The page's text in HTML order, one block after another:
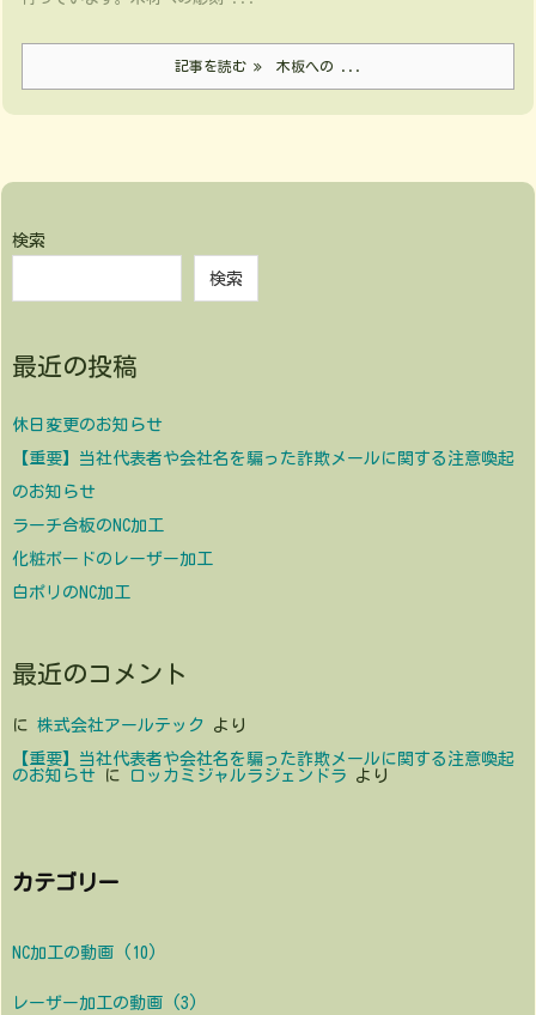
記事を読む 木板への ...
検索
検索
最近の投稿
休日変更のお知らせ
【重要】当社代表者や会社名を騙った詐欺メールに関する注意喚起
のお知らせ
ラーチ合板のNC加工
化粧ボードのレーザー加工
白ポリのNC加工
最近のコメント
に 株式会社アールテック より
【重要】当社代表者や会社名を騙った詐欺メールに関する注意喚起
のお知らせ に ロッカミジャルラジェンドラ より
カテゴリー
NC加工の動画 (10)
レーザー加工の動画 (3)